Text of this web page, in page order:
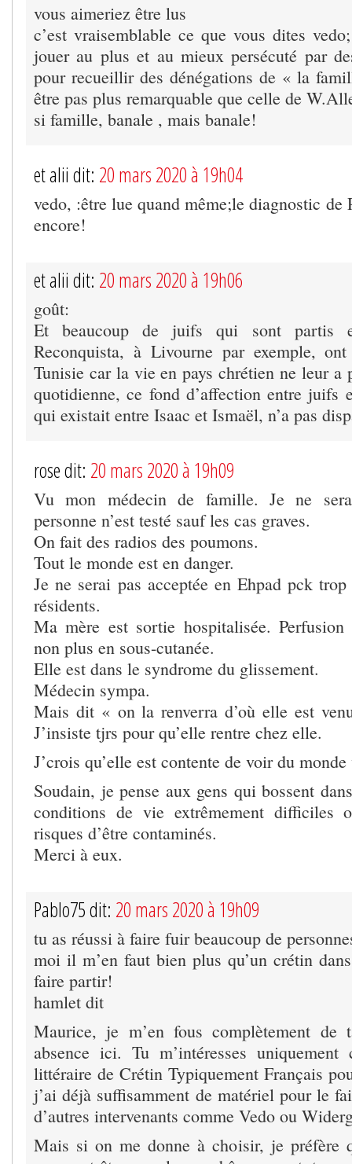
vous aimeriez être lus
c’est vraisemblable ce que vous dites
jouer au plus et au mieux persécuté par
pour recueillir des dénégations de « la
être pas plus remarquable que celle de
si famille, banale , mais banale!
et alii dit: 20 mars 2020 à 19h04
vedo, :être lue quand même;le diagnostic de
encore!
et alii dit: 20 mars 2020 à 19h06
goût:
Et beaucoup de juifs qui sont partis
Reconquista, à Livourne par exemple,
Tunisie car la vie en pays chrétien ne leur a
quotidienne, ce fond d’affection entre juifs
qui existait entre Isaac et Ismaël, n’a pas
rose dit: 20 mars 2020 à 19h09
Vu mon médecin de famille. Je ne
personne n’est testé sauf les cas graves.
On fait des radios des poumons.
Tout le monde est en danger.
Je ne serai pas acceptée en Ehpad pck
résidents.
Ma mère est sortie hospitalisée. Perfusion
non plus en sous-cutanée.
Elle est dans le syndrome du glissement.
Médecin sympa.
Mais dit « on la renverra d’où elle est
J’insiste tjrs pour qu’elle rentre chez elle.
J’crois qu’elle est contente de voir du
Soudain, je pense aux gens qui bossent
conditions de vie extrêmement
risques d’être contaminés.
Merci à eux.
Pablo75 dit: 20 mars 2020 à 19h09
tu as réussi à faire fuir beaucoup de
moi il m’en faut bien plus qu’un crétin
faire partir!
hamlet dit
Maurice, je m’en fous complètement de
absence ici. Tu m’intéresses uniquement
littéraire de Crétin Typiquement Français
j’ai déjà suffisamment de matériel pour le
d’autres intervenants comme Vedo ou
Mais si on me donne à choisir, je préfère